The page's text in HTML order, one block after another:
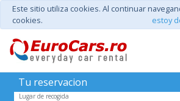
Este sitio utiliza cookies. Al continuar
cookies.
estoy
Tu reservacion
Lugar de recogida